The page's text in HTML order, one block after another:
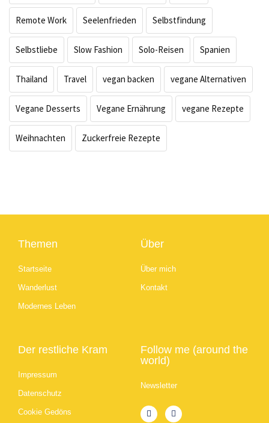
Remote Work Seelenfrieden Selbstfindung
Selbstliebe Slow Fashion Solo-Reisen Spanien
Thailand Travel vegan backen vegane Alternativen
Vegane Desserts Vegane Ernährung vegane Rezepte
Weihnachten Zuckerfreie Rezepte
Themen
Startseite
Wanderlust
Modernes Leben
Über
Über mich
Kontakt
Der restliche Kram
Impressum
Datenschutz
Cookie Gedöns
Follow me (around the
world)
Newsletter